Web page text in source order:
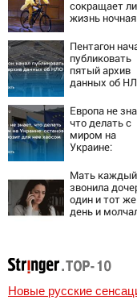
сокращает ли
жизнь ночная
Пентагон
публиковать
пятый архив
данных об
Европа не
что делать с
миром на
Украине:
грозит для
хаосом
Мать каждый
звонила
один и тот же
день и
история одной
семьи
Новые русские